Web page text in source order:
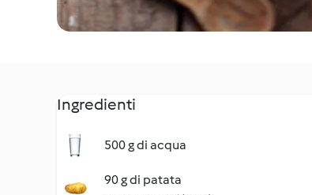
Ingredienti
500 g di acqua
90 g di patata